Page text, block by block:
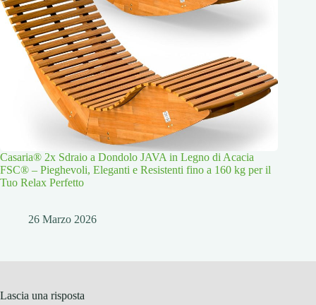
Casaria® 2x Sdraio a Dondolo JAVA in Legno di Acacia
FSC® – Pieghevoli, Eleganti e Resistenti fino a 160 kg per il
Tuo Relax Perfetto
26 Marzo 2026
Lascia una risposta